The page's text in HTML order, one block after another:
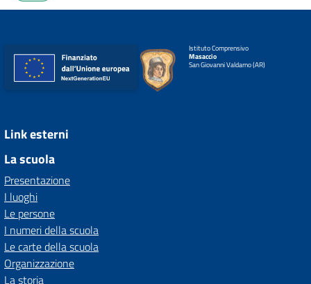
Istituto Comprensivo
Masaccio
San Giovanni Valdarno (AR)
Link esterni
La scuola
Presentazione
I luoghi
Le persone
I numeri della scuola
Le carte della scuola
Organizzazione
La storia